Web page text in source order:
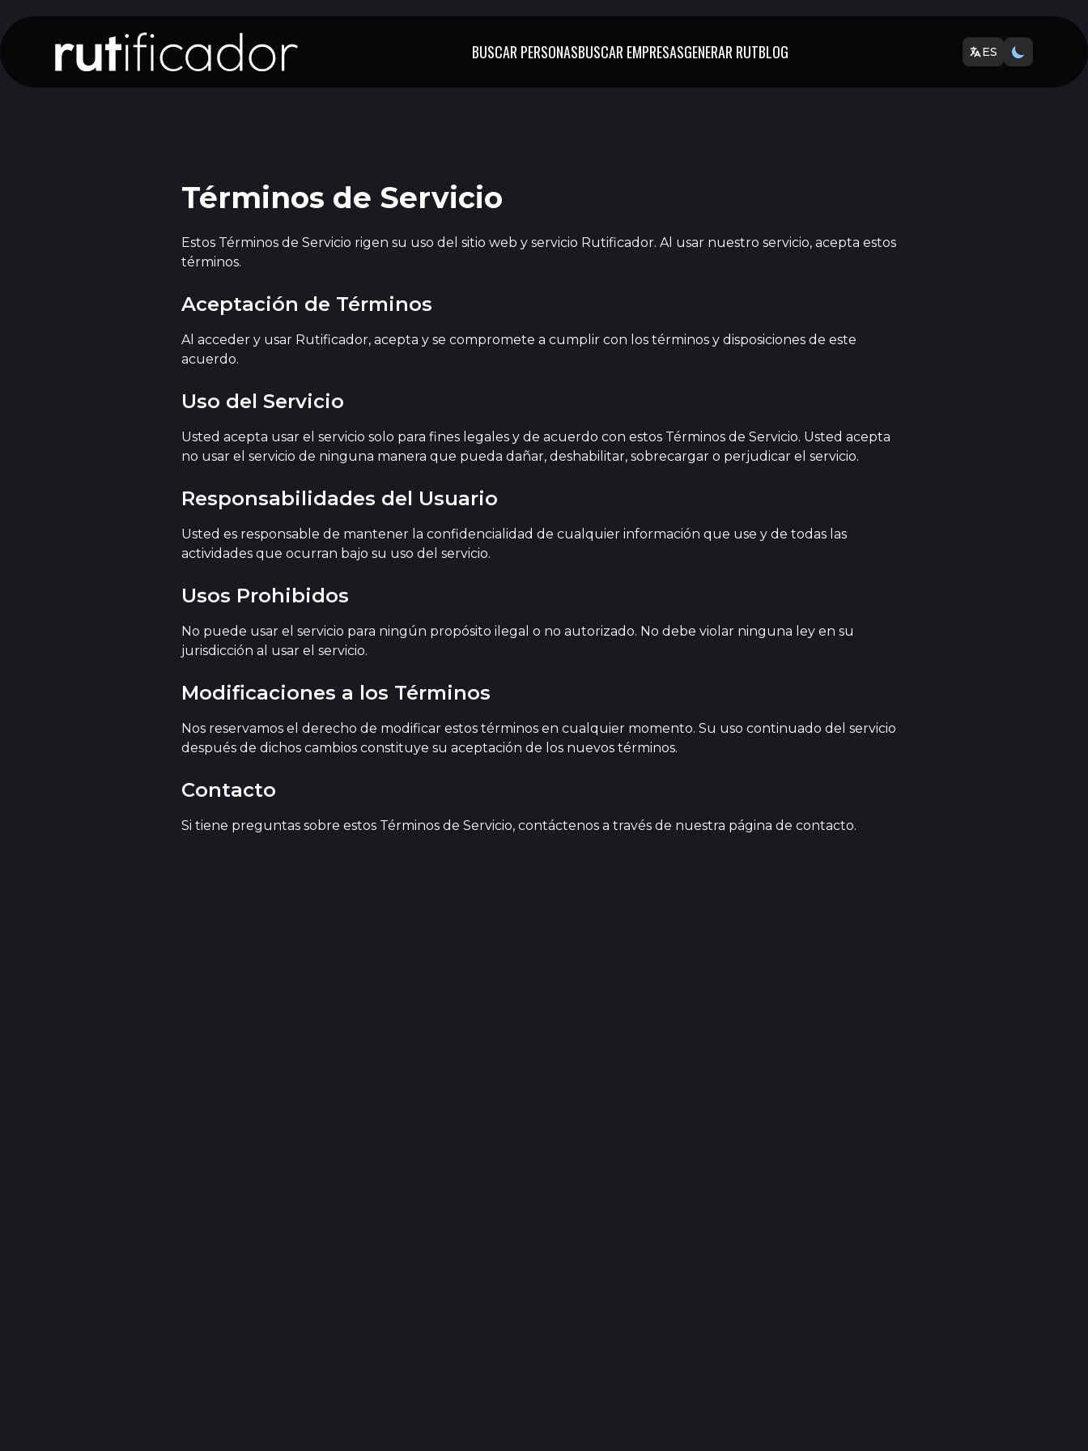
BUSCAR PERSONASBUSCAR EMPRESASGENERAR RUTBLOG ES
Términos de Servicio
Estos Términos de Servicio rigen su uso del sitio web y servicio Rutificador. Al usar nuestro servicio, acepta estos
términos.
Aceptación de Términos
Al acceder y usar Rutificador, acepta y se compromete a cumplir con los términos y disposiciones de este
acuerdo.
Uso del Servicio
Usted acepta usar el servicio solo para fines legales y de acuerdo con estos Términos de Servicio. Usted acepta
no usar el servicio de ninguna manera que pueda dañar, deshabilitar, sobrecargar o perjudicar el servicio.
Responsabilidades del Usuario
Usted es responsable de mantener la confidencialidad de cualquier información que use y de todas las
actividades que ocurran bajo su uso del servicio.
Usos Prohibidos
No puede usar el servicio para ningún propósito ilegal o no autorizado. No debe violar ninguna ley en su
jurisdicción al usar el servicio.
Modificaciones a los Términos
Nos reservamos el derecho de modificar estos términos en cualquier momento. Su uso continuado del servicio
después de dichos cambios constituye su aceptación de los nuevos términos.
Contacto
Si tiene preguntas sobre estos Términos de Servicio, contáctenos a través de nuestra página de contacto.